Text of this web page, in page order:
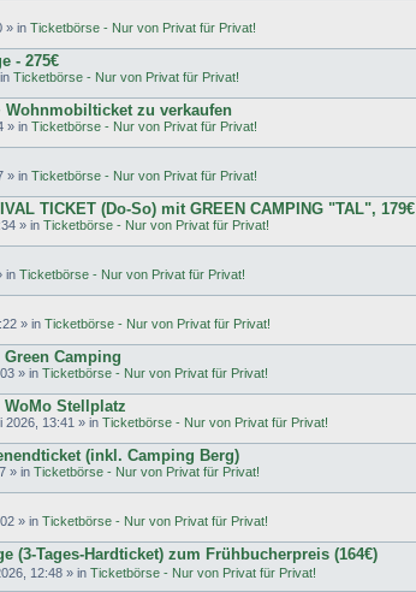
» in Ticketbörse - Nur von Privat für Privat!
- 275€
Ticketbörse - Nur von Privat für Privat!
Wohnmobilticket zu verkaufen
» in Ticketbörse - Nur von Privat für Privat!
» in Ticketbörse - Nur von Privat für Privat!
TICKET (Do-So) mit GREEN CAMPING "TAL", 179€
» in Ticketbörse - Nur von Privat für Privat!
in Ticketbörse - Nur von Privat für Privat!
» in Ticketbörse - Nur von Privat für Privat!
Camping
» in Ticketbörse - Nur von Privat für Privat!
Stellplatz
2026, 13:41 » in Ticketbörse - Nur von Privat für Privat!
(inkl. Camping Berg)
» in Ticketbörse - Nur von Privat für Privat!
» in Ticketbörse - Nur von Privat für Privat!
(3-Tages-Hardticket) zum Frühbucherpreis (164€)
12:48 » in Ticketbörse - Nur von Privat für Privat!